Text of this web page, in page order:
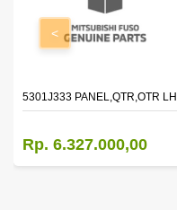
5301J333 PANEL,QTR,OTR LH
Rp. 6.327.000,00
<